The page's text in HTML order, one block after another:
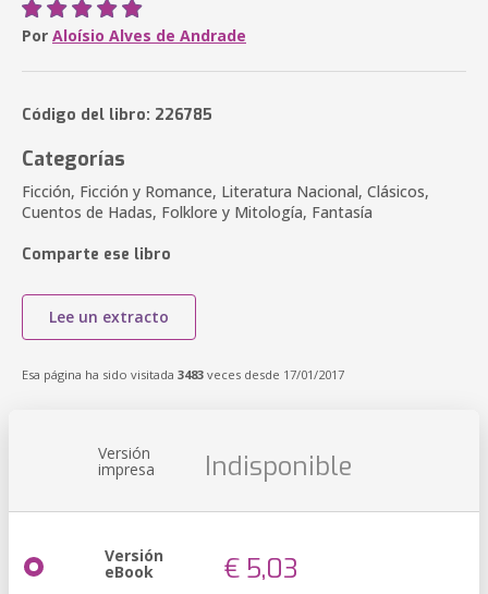
Por Aloísio Alves de Andrade
Código del libro: 226785
Categorías
Ficción, Ficción y Romance, Literatura Nacional, Clásicos,
Cuentos de Hadas, Folklore y Mitología, Fantasía
Comparte ese libro
Lee un extracto
Esa página ha sido visitada 3483 veces desde 17/01/2017
Versión
impresa Indisponible
Versión
eBook € 5,03